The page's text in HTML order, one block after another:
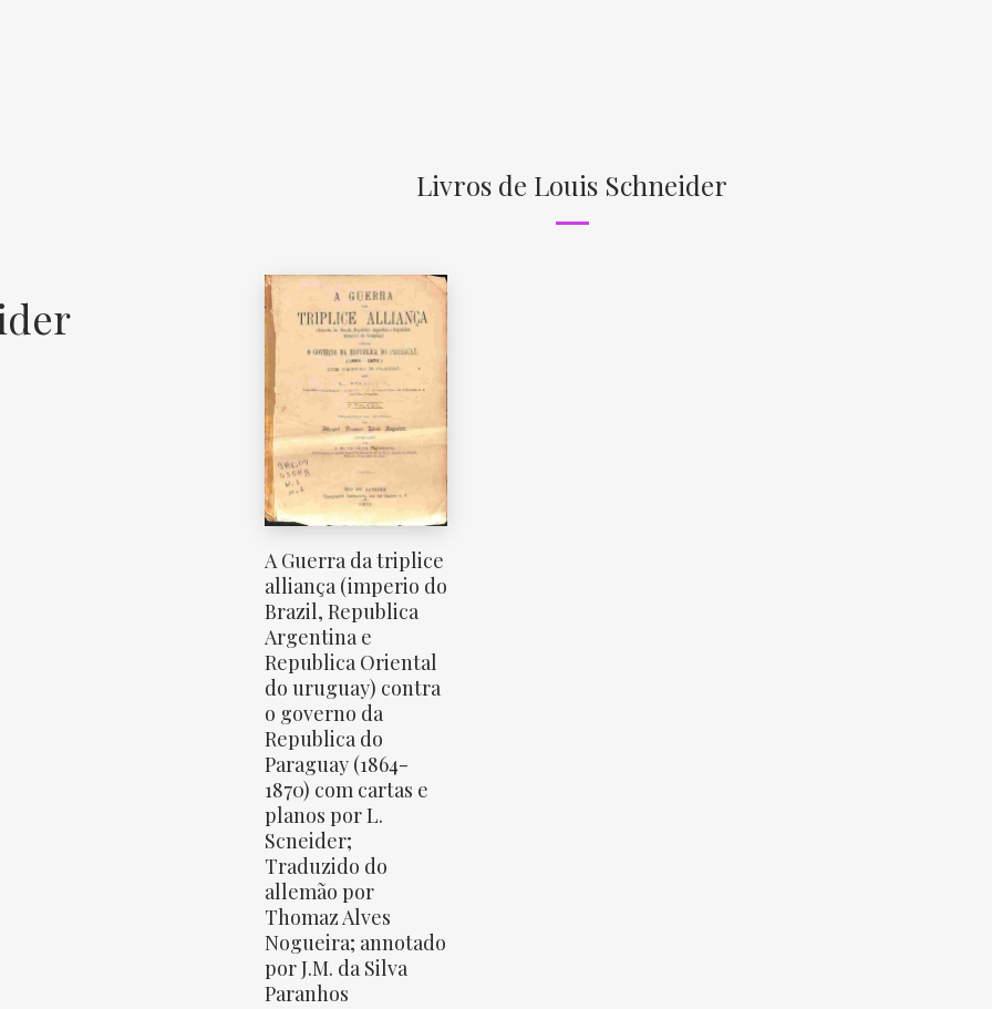
Livros de Louis Schneider
A Guerra da triplice
alliança (imperio do
Brazil, Republica
Argentina e
Republica Oriental
do uruguay) contra
o governo da
Republica do
Paraguay (1864-
1870) com cartas e
planos por L.
Scneider;
Traduzido do
allemão por
Thomaz Alves
Nogueira; annotado
por J.M. da Silva
Paranhos